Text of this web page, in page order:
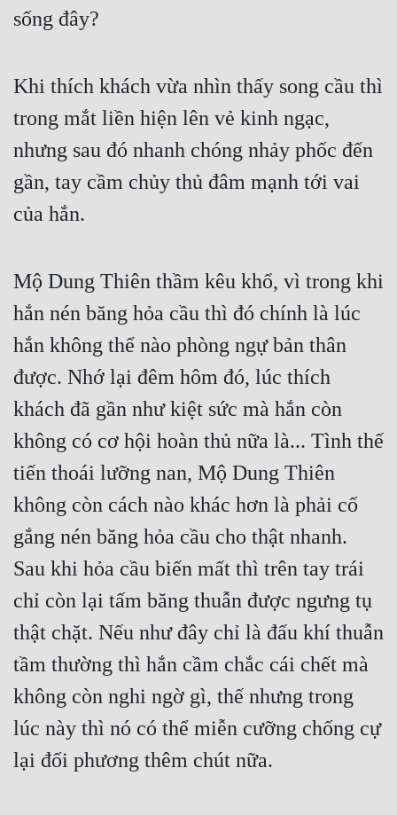
sống đây?
Khi thích khách vừa nhìn thấy song cầu thì
trong mắt liền hiện lên vẻ kinh ngạc,
nhưng sau đó nhanh chóng nhảy phốc đến
gần, tay cầm chủy thủ đâm mạnh tới vai
của hắn.
Mộ Dung Thiên thầm kêu khổ, vì trong khi
hắn nén băng hỏa cầu thì đó chính là lúc
hắn không thể nào phòng ngự bản thân
được. Nhớ lại đêm hôm đó, lúc thích
khách đã gần như kiệt sức mà hắn còn
không có cơ hội hoàn thủ nữa là... Tình thế
tiến thoái lưỡng nan, Mộ Dung Thiên
không còn cách nào khác hơn là phải cố
gắng nén băng hỏa cầu cho thật nhanh.
Sau khi hỏa cầu biến mất thì trên tay trái
chỉ còn lại tấm băng thuẫn được ngưng tụ
thật chặt. Nếu như đây chỉ là đấu khí thuẫn
tầm thường thì hắn cầm chắc cái chết mà
không còn nghi ngờ gì, thế nhưng trong
lúc này thì nó có thể miễn cưỡng chống cự
lại đối phương thêm chút nữa.